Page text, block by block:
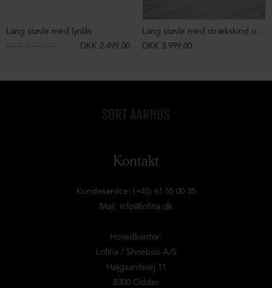
Lang støvle med lynlås
DKK 2.499,00
Lang støvle med strækskind og lynlås
DKK 3.999,00
Kontakt
Kundeservice: (+45) 61 55 00 35
Mail: info@lofina.dk
Hovedkontor:
Lofina / Shoebox A/S
Højgaardsvej 11
8300 Odder